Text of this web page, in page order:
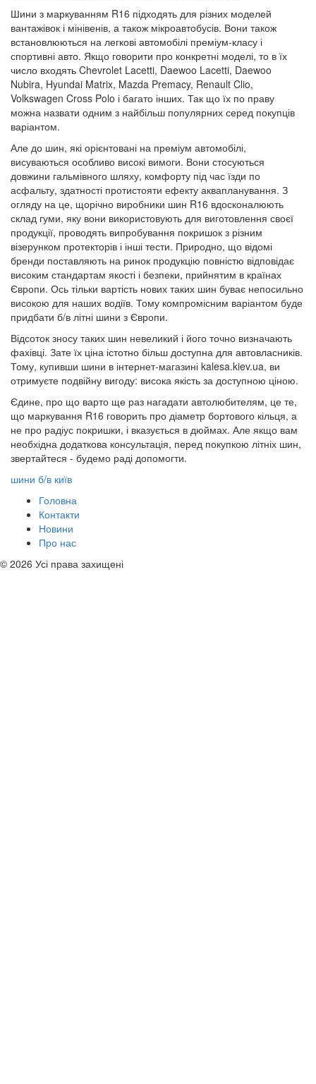
Шини з маркуванням R16 підходять для різних моделей
вантажівок і мінівенів, а також мікроавтобусів. Вони також
встановлюються на легкові автомобілі преміум-класу і
спортивні авто. Якщо говорити про конкретні моделі, то в їх
число входять Chevrolet Lacetti, Daewoo Lacetti, Daewoo
Nubira, Hyundai Matrix, Mazda Premacy, Renault Clio,
Volkswagen Cross Polo і багато інших. Так що їх по праву
можна назвати одним з найбільш популярних серед покупців
варіантом.
Але до шин, які орієнтовані на преміум автомобілі,
висуваються особливо високі вимоги. Вони стосуються
довжини гальмівного шляху, комфорту під час їзди по
асфальту, здатності протистояти ефекту аквапланування. З
огляду на це, щорічно виробники шин R16 вдосконалюють
склад гуми, яку вони використовують для виготовлення своєї
продукції, проводять випробування покришок з різним
візерунком протекторів і інші тести. Природно, що відомі
бренди поставляють на ринок продукцію повністю відповідає
високим стандартам якості і безпеки, прийнятим в країнах
Європи. Ось тільки вартість нових таких шин буває непосильно
високою для наших водіїв. Тому компромісним варіантом буде
придбати б/в літні шини з Європи.
Відсоток зносу таких шин невеликий і його точно визначають
фахівці. Зате їх ціна істотно більш доступна для автовласників.
Тому, купивши шини в інтернет-магазині kalesa.kiev.ua, ви
отримуєте подвійну вигоду: висока якість за доступною ціною.
Єдине, про що варто ще раз нагадати автолюбителям, це те,
що маркування R16 говорить про діаметр бортового кільця, а
не про радіус покришки, і вказується в дюймах. Але якщо вам
необхідна додаткова консультація, перед покупкою літніх шин,
звертайтеся - будемо раді допомогти.
шини б/в київ
Головна
Контакти
Новини
Про нас
© 2026 Усі права захищені